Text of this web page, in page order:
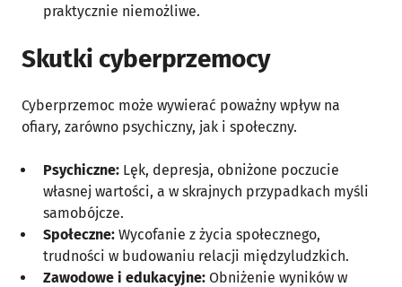
praktycznie niemożliwe.
Skutki cyberprzemocy
Cyberprzemoc może wywierać poważny wpływ na
ofiary, zarówno psychiczny, jak i społeczny.
Psychiczne: Lęk, depresja, obniżone poczucie
własnej wartości, a w skrajnych przypadkach myśli
samobójcze.
Społeczne: Wycofanie z życia społecznego,
trudności w budowaniu relacji międzyludzkich.
Zawodowe i edukacyjne: Obniżenie wyników w